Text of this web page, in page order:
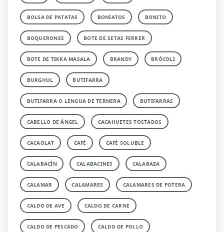
BOLSA DE PATATAS BONIATOS BONITO
BOQUERONES BOTE DE SETAS FERRER
BOTE DE TIKKA MASALA BRANDY BRÓCOLI
BURGHUL BUTIFARRA
BUTIFARRA O LENGUA DE TERNERA BUTIFARRAS
CABELLO DE ÁNGEL CACAHUETES TOSTADOS
CACAOLAT CAFÉ CAFÉ SOLUBLE
CALABACÍN CALABACINES CALABAZA
CALAMAR CALAMARES CALAMARES DE POTERA
CALDO DE AVE CALDO DE CARNE
CALDO DE PESCADO CALDO DE POLLO